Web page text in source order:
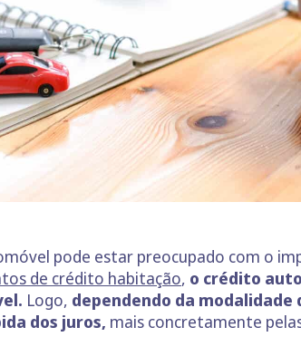
pode estar preocupado com o
de crédito habitação, o crédito
Logo, dependendo da modalidade
dos juros, mais concretamente